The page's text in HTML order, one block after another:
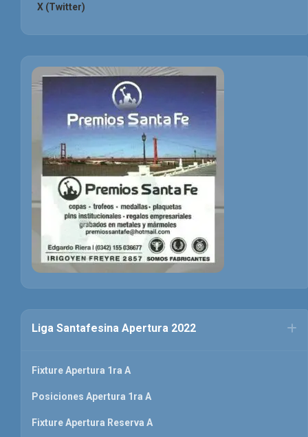
X (Twitter)
Liga Santafesina Apertura 2022
Fixture Apertura 1ra A
Posiciones Apertura 1ra A
Fixture Apertura Reserva A